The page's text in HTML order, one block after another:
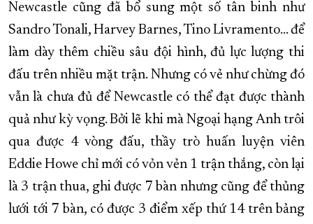
Newcastle cũng đã bổ sung một số tân binh như
Sandro Tonali, Harvey Barnes, Tino Livramento… để
làm dày thêm chiều sâu đội hình, đủ lực lượng thi
đấu trên nhiều mặt trận. Nhưng có vẻ như chừng đó
vẫn là chưa đủ để Newcastle có thể đạt được thành
quả như kỳ vọng. Bởi lẽ khi mà Ngoại hạng Anh trôi
qua được 4 vòng đấu, thầy trò huấn luyện viên
Eddie Howe chỉ mới có vỏn vẻn 1 trận thắng, còn lại
là 3 trận thua, ghi được 7 bàn nhưng cũng để thủng
lưới tới 7 bàn, có được 3 điểm xếp thứ 14 trên bảng